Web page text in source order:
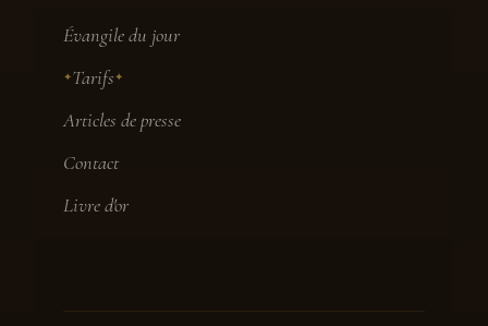
Évangile du jour
✦Tarifs✦
Articles de presse
Contact
Livre d'or